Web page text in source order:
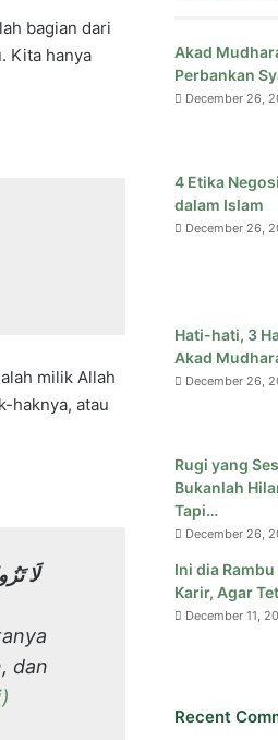
bagian dari
milik Allah
dan
Akad
Perbankan
December 26,
4 Etika
dalam Islam
December 26,
Hati-hati, 3
Akad
December 26,
Rugi yang
Bukanlah
Tapi…
December 26,
Ini dia
Karir, Agar
December 11,
Recent